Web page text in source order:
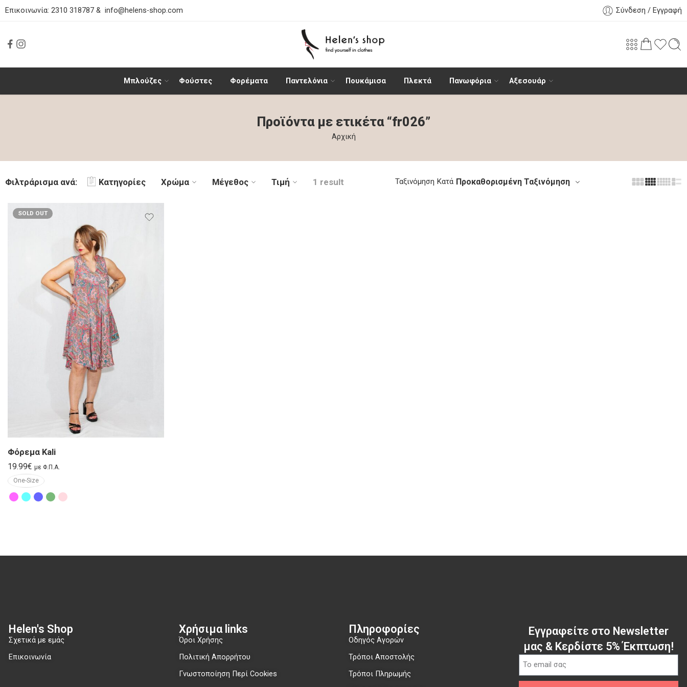
Επικοινωνία: 2310 318787 & info@helens-shop.com Σύνδεση / Εγγραφή
Μπλούζες Φούστες Φορέματα Παντελόνια Πουκάμισα Πλεκτά Πανωφόρια Αξεσουάρ
Προϊόντα με ετικέτα “fr026”
Αρχική
Φιλτράρισμα ανά: Κατηγορίες Χρώμα Μέγεθος Τιμή 1 result Ταξινόμηση Κατά Προκαθορισμένη Ταξινόμηση
SOLD OUT
Φόρεμα Kali
19.99€ με Φ.Π.Α.
One-Size
Helen's Shop
Σχετικά με εμάς
Επικοινωνία
Χρήσιμα links​
Όροι Χρήσης
Πολιτική Απορρήτου
Γνωστοποίηση Περί Cookies
Πληροφορίες
Οδηγός Αγορών
Τρόποι Αποστολής
Τρόποι Πληρωμής
Εγγραφείτε στο Newsletter
μας & Κερδίστε 5% Έκπτωση!